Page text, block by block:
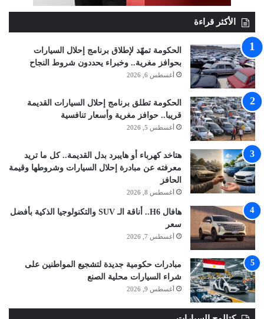
الأكثر قراءة
الحكومة تمهّد لإطلاق برنامج إحلال السيارات
بحوافز مغرية.. وخبراء يحددون شروط النجاح
أغسطس 6, 2026
الحكومة تطلق برنامج إحلال السيارات القديمة
قريبا.. حوافز مغرية وأسعار تنافسية
أغسطس 5, 2026
هتاخد كهرباء أو هايبرد بدل القديمة.. كل ما تريد
معرفته عن مبادرة إحلال السيارات وشروطها وقيمة
الحافز
أغسطس 8, 2026
هافال H6.. أناقة الـ SUV والتكنولوجيا الذكية بأفضل
سعر
أغسطس 7, 2026
مبادرات حكومية جديدة لتشجيع المواطنين على
شراء السيارات محلية الصنع
أغسطس 9, 2026